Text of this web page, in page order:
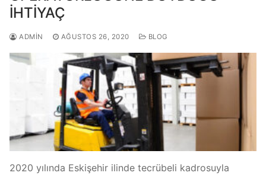
İHTİYAÇ
ADMIN AĞUSTOS 26, 2020 BLOG
2020 yılında Eskişehir ilinde tecrübeli kadrosuyla